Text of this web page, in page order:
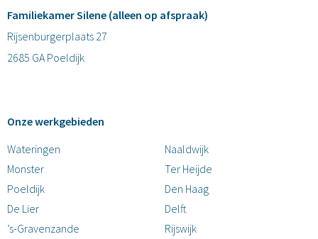
Familiekamer Silene (alleen op afspraak)
Rijsenburgerplaats 27
2685 GA Poeldijk
Onze werkgebieden
Wateringen
Monster
Poeldijk
De Lier
’s-Gravenzande
Naaldwijk
Ter Heijde
Den Haag
Delft
Rijswijk